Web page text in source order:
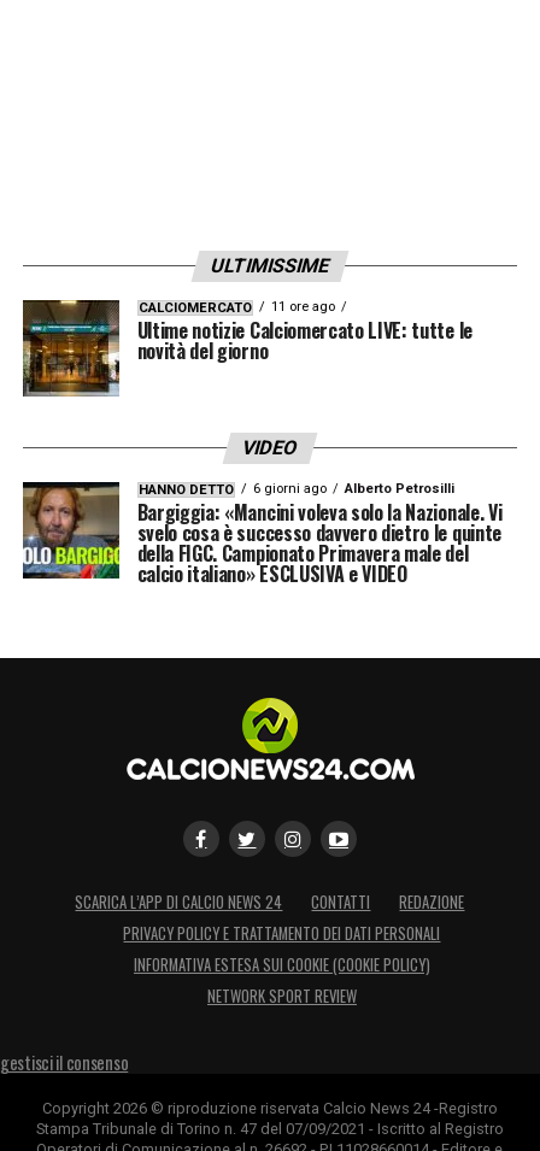
consegnare a Conte un nuovo innesto già nei
primissimi giorni di gennaio, così da
permettergli di lavorare con una rosa più
completa. Se l’operazione Mainoo dovesse
è pronto a virare su alternative già
individuate. Nella lista del direttore sportivo
figurano diversi nomi, tra cui Timber, Atta,
Manzambi e Mouzakitis, profili seguiti con
Il Napoli, dunque, si muove su un doppio
binario: testa alla Supercoppa e occhi puntati
calciomercato del Napoli, con la
consapevolezza che rinforzare il
centrocampo sarà fondamentale per
affrontare al meglio la seconda parte della
stagione.
LA PLAYLIST DELLE NOSTRE TOP NEWS
ULTIMISSIME
CALCIOMERCATO 11 ore ago
Ultime notizie Calciomercato LIVE: tutte le
novità del giorno
VIDEO
HANNO DETTO 6 giorni ago Alberto Petrosilli
Bargiggia: «Mancini voleva solo la Nazionale. Vi
svelo cosa è successo davvero dietro le quinte
della FIGC. Campionato Primavera male del
calcio italiano» ESCLUSIVA e VIDEO
SCARICA L’APP DI CALCIO NEWS 24 CONTATTI
REDAZIONE
PRIVACY POLICY E TRATTAMENTO DEI DATI PERSONALI
INFORMATIVA ESTESA SUI COOKIE (COOKIE POLICY)
NETWORK SPORT REVIEW
gestisci il consenso
Copyright 2026 © riproduzione riservata Calcio News 24 -Registro
Stampa Tribunale di Torino n. 47 del 07/09/2021 - Iscritto al Registro